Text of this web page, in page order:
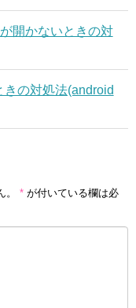
開かないときの対
の対処法(android
* が付いている欄は必